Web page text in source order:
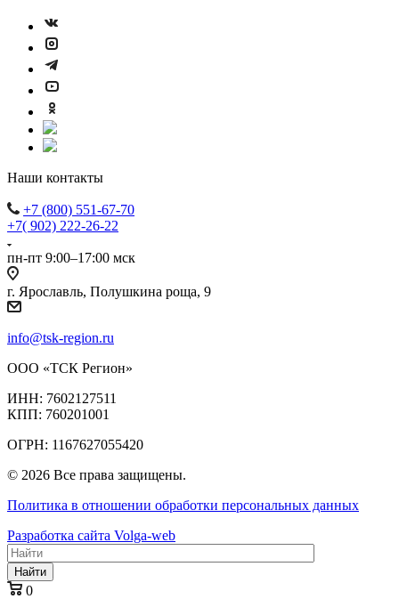
Наши контакты
+7 (800) 551-67-70
+7( 902) 222-26-22
пн-пт 9:00–17:00 мск
г. Ярославль, Полушкина роща, 9
info@tsk-region.ru
ООО «ТСК Регион»
ИНН: 7602127511
КПП: 760201001
ОГРН: 1167627055420
© 2026 Все права защищены.
Политика в отношении обработки персональных данных
Разработка сайта Volga-web
Найти
0